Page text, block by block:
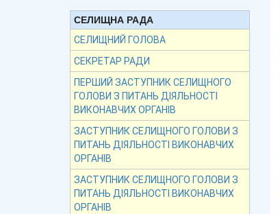
СЕЛИЩНА РАДА
СЕЛИЩНИЙ ГОЛОВА
СЕКРЕТАР РАДИ
ПЕРШИЙ ЗАСТУПНИК СЕЛИЩНОГО
ГОЛОВИ З ПИТАНЬ ДІЯЛЬНОСТІ
ВИКОНАВЧИХ ОРГАНІВ
ЗАСТУПНИК СЕЛИЩНОГО ГОЛОВИ З
ПИТАНЬ ДІЯЛЬНОСТІ ВИКОНАВЧИХ
ОРГАНІВ
ЗАСТУПНИК СЕЛИЩНОГО ГОЛОВИ З
ПИТАНЬ ДІЯЛЬНОСТІ ВИКОНАВЧИХ
ОРГАНІВ